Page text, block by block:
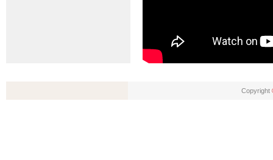
Copyright